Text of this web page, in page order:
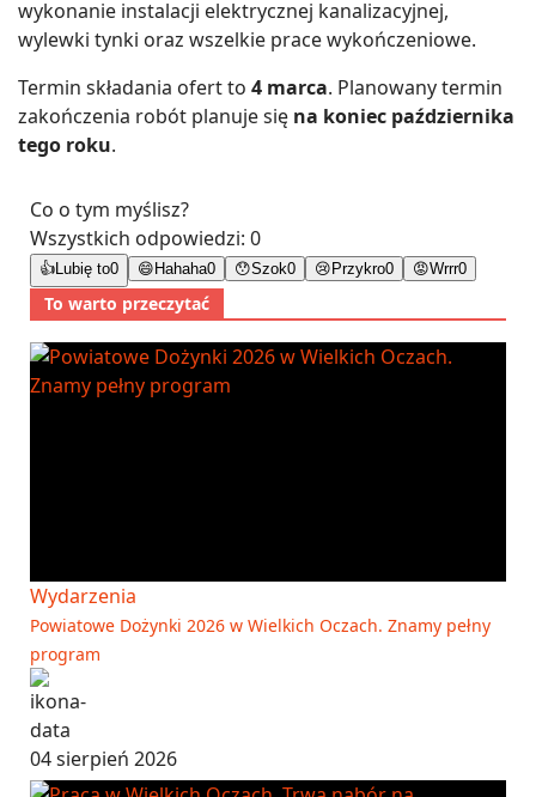
wykonanie instalacji elektrycznej kanalizacyjnej,
wylewki tynki oraz wszelkie prace wykończeniowe.
Termin składania ofert to 4 marca. Planowany termin
zakończenia robót planuje się na koniec października
tego roku.
Co o tym myślisz?
Wszystkich odpowiedzi: 0
👍 Lubię to0 😄 Hahaha0 😯Szok0 😢 Przykro0 😡Wrrr0
To warto przeczytać
Wydarzenia
Powiatowe Dożynki 2026 w Wielkich Oczach. Znamy pełny
program
04 sierpień 2026